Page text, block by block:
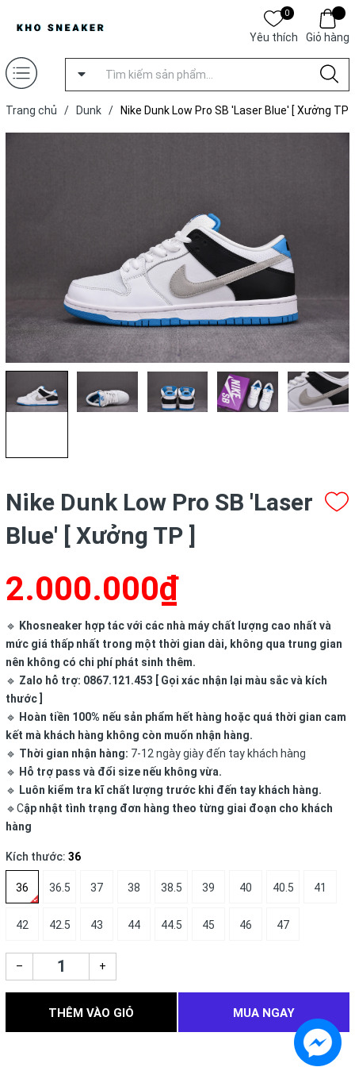
0
Yêu thích Giỏ hàng
Trang chủ / Dunk /
Nike Dunk Low Pro SB 'Laser Blue' [ Xưởng TP
Nike Dunk Low Pro SB 'Laser
Blue' [ Xưởng TP ]
2.000.000₫
🔹 Khosneaker hợp tác với các nhà máy chất lượng cao nhất và
mức giá thấp nhất trong một thời gian dài, không qua trung gian
nên không có chi phí phát sinh thêm.
🔹 Zalo hỗ trợ: 0867.121.453 [ Gọi xác nhận lại màu sắc và kích
thước ]
🔹 Hoàn tiền 100% nếu sản phẩm hết hàng hoặc quá thời gian cam
kết mà khách hàng không còn muốn nhận hàng.
🔹 Thời gian nhận hàng: 7-12 ngày giày đến tay khách hàng
🔹 Hỗ trợ pass và đổi size nếu không vừa.
🔹 Luôn kiểm tra kĩ chất lượng trước khi đến tay khách hàng.
🔹Cập nhật tình trạng đơn hàng theo từng giai đoạn cho khách
hàng
Kích thước: 36
36 36.5 37 38 38.5 39 40 40.5 41
42 42.5 43 44 44.5 45 46 47
– +
THÊM VÀO GIỎ MUA NGAY